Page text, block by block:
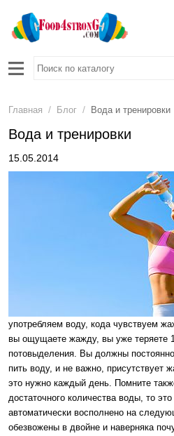
Главная / Блог / Вода и тренировки
Вода и тренировки
15.05.2014
употребляем воду, кода чувствуем
вы ощущаете жажду, вы уже теряете
потовыделения. Вы должны
пить воду, и не важно, присутствует
это нужно каждый день. Помните
достаточного количества воды, то
автоматически восполнено на
обезвожены в двойне и наверняка